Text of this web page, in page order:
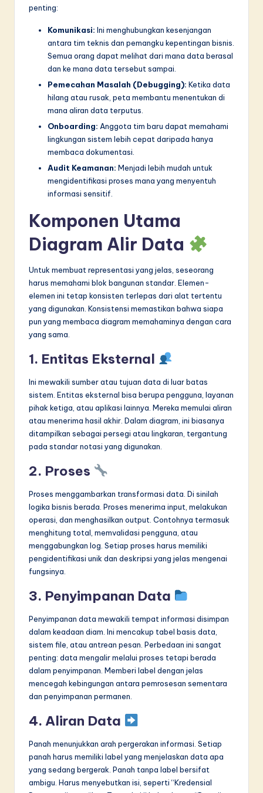
penting:
Komunikasi: Ini menghubungkan kesenjangan
antara tim teknis dan pemangku kepentingan bisnis.
Semua orang dapat melihat dari mana data berasal
dan ke mana data tersebut sampai.
Pemecahan Masalah (Debugging): Ketika data
hilang atau rusak, peta membantu menentukan di
mana aliran data terputus.
Onboarding: Anggota tim baru dapat memahami
lingkungan sistem lebih cepat daripada hanya
membaca dokumentasi.
Audit Keamanan: Menjadi lebih mudah untuk
mengidentifikasi proses mana yang menyentuh
informasi sensitif.
Komponen Utama
Diagram Alir Data
Untuk membuat representasi yang jelas, seseorang
harus memahami blok bangunan standar. Elemen-
elemen ini tetap konsisten terlepas dari alat tertentu
yang digunakan. Konsistensi memastikan bahwa siapa
pun yang membaca diagram memahaminya dengan cara
yang sama.
1. Entitas Eksternal
Ini mewakili sumber atau tujuan data di luar batas
sistem. Entitas eksternal bisa berupa pengguna, layanan
pihak ketiga, atau aplikasi lainnya. Mereka memulai aliran
atau menerima hasil akhir. Dalam diagram, ini biasanya
ditampilkan sebagai persegi atau lingkaran, tergantung
pada standar notasi yang digunakan.
2. Proses
Proses menggambarkan transformasi data. Di sinilah
logika bisnis berada. Proses menerima input, melakukan
operasi, dan menghasilkan output. Contohnya termasuk
menghitung total, memvalidasi pengguna, atau
menggabungkan log. Setiap proses harus memiliki
pengidentifikasi unik dan deskripsi yang jelas mengenai
fungsinya.
3. Penyimpanan Data
Penyimpanan data mewakili tempat informasi disimpan
dalam keadaan diam. Ini mencakup tabel basis data,
sistem file, atau antrean pesan. Perbedaan ini sangat
penting: data mengalir melalui proses tetapi berada
dalam penyimpanan. Memberi label dengan jelas
mencegah kebingungan antara pemrosesan sementara
dan penyimpanan permanen.
4. Aliran Data
Panah menunjukkan arah pergerakan informasi. Setiap
panah harus memiliki label yang menjelaskan data apa
yang sedang bergerak. Panah tanpa label bersifat
ambigu. Harus menyebutkan isi, seperti “Kredensial